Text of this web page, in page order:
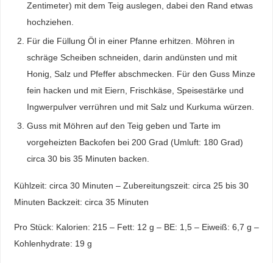
Zentimeter) mit dem Teig auslegen, dabei den Rand etwas
hochziehen.
Für die Füllung Öl in einer Pfanne erhitzen. Möhren in
schräge Scheiben schneiden, darin andünsten und mit
Honig, Salz und Pfeffer abschmecken. Für den Guss Minze
fein hacken und mit Eiern, Frischkäse, Speisestärke und
Ingwerpulver verrühren und mit Salz und Kurkuma würzen.
Guss mit Möhren auf den Teig geben und Tarte im
vorgeheizten Backofen bei 200 Grad (Umluft: 180 Grad)
circa 30 bis 35 Minuten backen.
Kühlzeit: circa 30 Minuten – Zubereitungszeit: circa 25 bis 30
Minuten Backzeit: circa 35 Minuten
Pro Stück: Kalorien: 215 – Fett: 12 g – BE: 1,5 – Eiweiß: 6,7 g –
Kohlenhydrate: 19 g